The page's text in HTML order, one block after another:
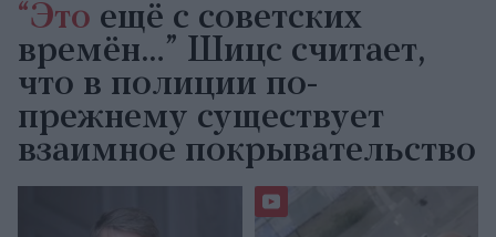
“Это ещё с советских
времён…” Шицс считает,
что в полиции по-
прежнему существует
взаимное покрывательство